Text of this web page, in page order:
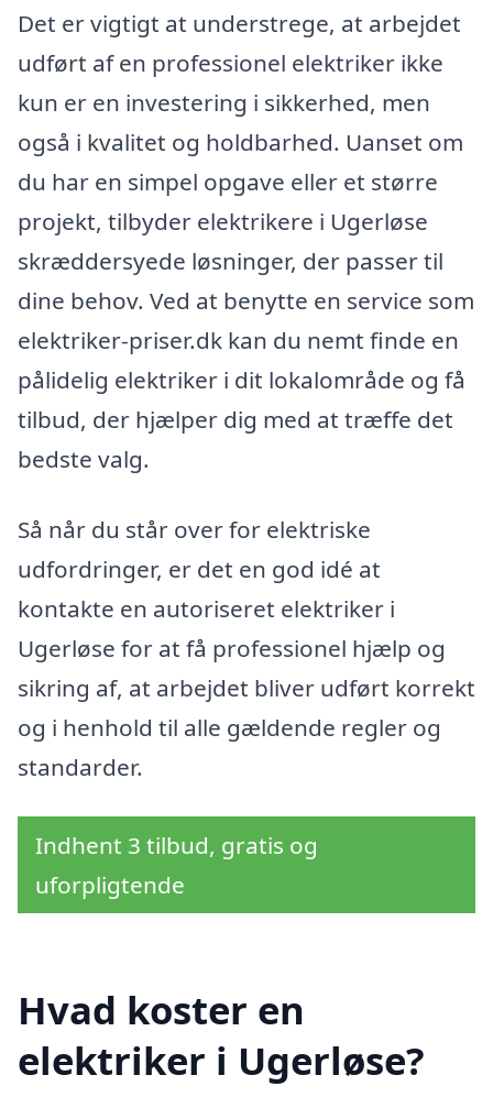
Det er vigtigt at understrege, at arbejdet
udført af en professionel elektriker ikke
kun er en investering i sikkerhed, men
også i kvalitet og holdbarhed. Uanset om
du har en simpel opgave eller et større
projekt, tilbyder elektrikere i Ugerløse
skræddersyede løsninger, der passer til
dine behov. Ved at benytte en service som
elektriker-priser.dk kan du nemt finde en
pålidelig elektriker i dit lokalområde og få
tilbud, der hjælper dig med at træffe det
bedste valg.
Så når du står over for elektriske
udfordringer, er det en god idé at
kontakte en autoriseret elektriker i
Ugerløse for at få professionel hjælp og
sikring af, at arbejdet bliver udført korrekt
og i henhold til alle gældende regler og
standarder.
Indhent 3 tilbud, gratis og
uforpligtende
Hvad koster en
elektriker i Ugerløse?